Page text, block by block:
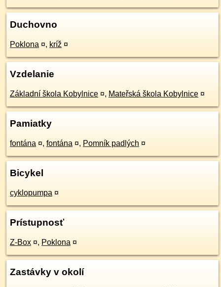
Duchovno
Poklona ¤, kríž ¤
Vzdelanie
Základní škola Kobylnice ¤, Mateřská škola Kobylnice ¤
Pamiatky
fontána ¤, fontána ¤, Pomník padlých ¤
Bicykel
cyklopumpa ¤
Prístupnosť
Z-Box ¤, Poklona ¤
Zastávky v okolí